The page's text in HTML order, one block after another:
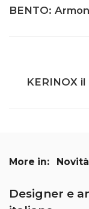
BENTO:
KERINOX
More in:
Designer e